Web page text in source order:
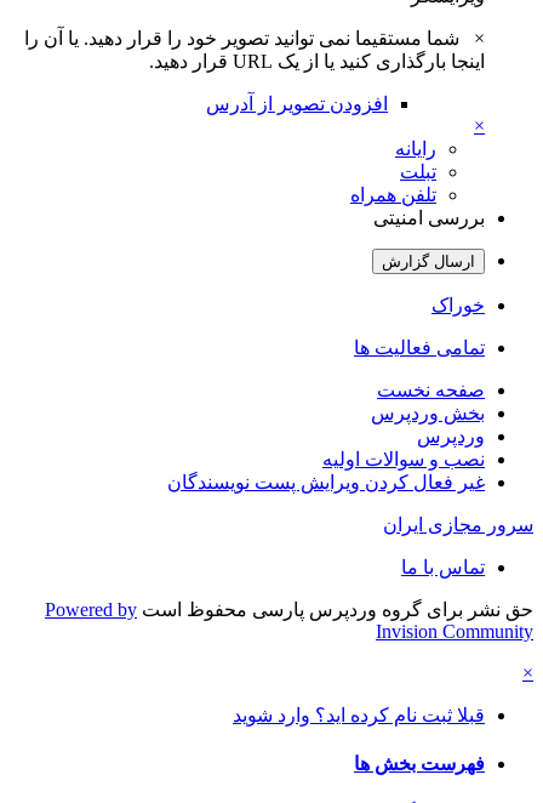
×
شما مستقیما نمی توانید تصویر خود را قرار دهید. یا آن را
اینجا بارگذاری کنید یا از یک URL قرار دهید.
افزودن تصویر از آدرس
×
رایانه
تبلت
تلفن همراه
بررسی امنیتی
ارسال گزارش
خوراک
تمامی فعالیت ها
صفحه نخست
بخش وردپرس
وردپرس
نصب و سوالات اولیه
غیر فعال کردن ویرایش پست نویسندگان
سرور مجازی ایران
تماس با ما
حق نشر برای گروه وردپرس پارسی محفوظ است Powered by
Invision Community
×
قبلا ثبت نام کرده اید؟ وارد شوید
فهرست بخش ها